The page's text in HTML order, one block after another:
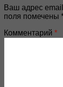
Ваш адрес
поля помечены
Комментарий *